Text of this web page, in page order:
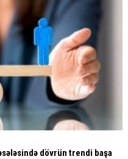
dövrün trendi başa